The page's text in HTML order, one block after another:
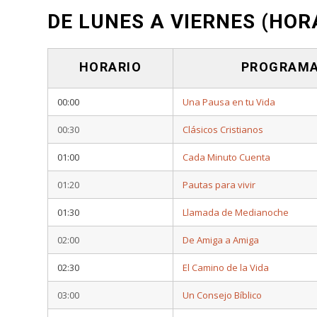
DE LUNES A VIERNES
HORARIO
00:00 Una Pausa en tu Vida
00:30 Clásicos Cristianos
01:00 Cada Minuto Cuenta
01:20 Pautas para vivir
01:30 Llamada de Medianoche
02:00 De Amiga a Amiga
02:30 El Camino de la Vida
03:00 Un Consejo Bíblico